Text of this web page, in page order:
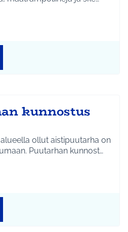
Jokela
kunnostus
ollut aistipuutarha on
Puutarhan kunnost…
Kellokoski